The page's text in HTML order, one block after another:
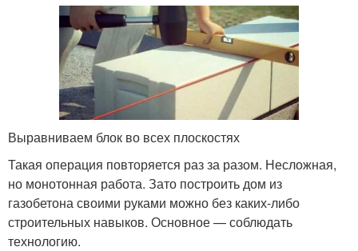
Выравниваем блок во всех плоскостях
Такая операция повторяется раз за разом. Несложная,
но монотонная работа. Зато построить дом из
газобетона своими руками можно без каких-либо
строительных навыков. Основное — соблюдать
технологию.